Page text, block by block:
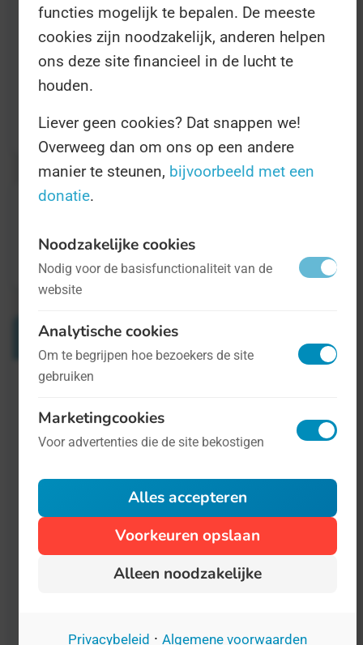
geswingd. Omdat het een jubileumeditie
betreft zijn er extra festiviteiten gepland.
informatie.
Verwante Dagen
2 april
kinderboekenschrijver geboren: Hans
Christiaan Andersen. Deze Deense
verhalenverteller kent u wel van de sprookjes
van vroeger: De Prinses op de Erwt, de Kleine
functies mogelijk te bepalen. De meeste
cookies zijn noodzakelijk, anderen helpen
ons deze site financieel in de lucht te
houden.
Liever geen cookies? Dat snappen we!
Overweeg dan om ons op een andere
manier te steunen, bijvoorbeeld met een
donatie.
Noodzakelijke cookies
Nodig voor de basisfunctionaliteit van de
website
Analytische cookies
Om te begrijpen hoe bezoekers de site
gebruiken
Marketingcookies
Voor advertenties die de site bekostigen
Alles accepteren
Voorkeuren opslaan
Alleen noodzakelijke
Privacybeleid · Algemene voorwaarden